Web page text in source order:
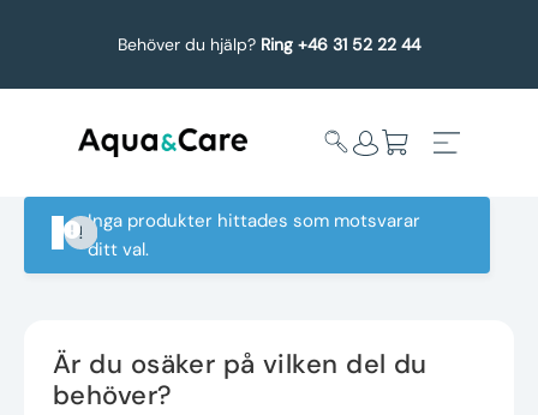
Behöver du hjälp? Ring +46 31 52 22 44
Köp reservdelar
Inga produkter hittades som motsvarar
ditt val.
Är du osäker på vilken del du
behöver?